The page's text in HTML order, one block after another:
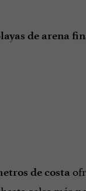
de arena
de costa